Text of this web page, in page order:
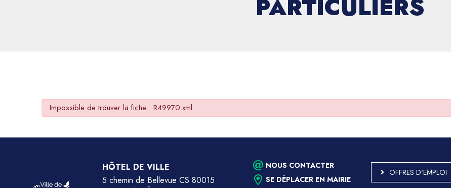
PARTICULIERS
Impossible de trouver la fiche : R49970.xml
HÔTEL DE VILLE
5 chemin de Bellevue CS 80015
NOUS CONTACTER
SE DÉPLACER EN MAIRIE
OFFRES D'EMPLOI